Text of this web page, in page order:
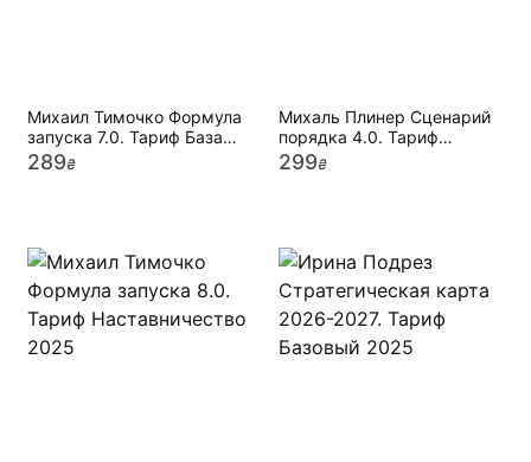
Михаил Тимочко Формула
запуска 7.0. Тариф База
2025
289₴
Михаль Плинер Сценарий
порядка 4.0. Тариф
Базовый 2025
299₴